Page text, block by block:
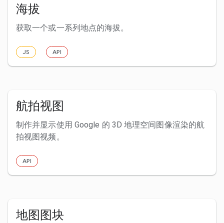
海拔
获取一个或一系列地点的海拔。
JS API
航拍视图
制作并显示使用 Google 的 3D 地理空间图像渲染的航
拍视图视频。
API
地图图块